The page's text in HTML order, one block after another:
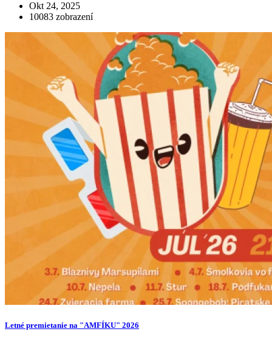
Okt 24, 2025
10083 zobrazení
Letné premietanie na "AMFÍKU" 2026